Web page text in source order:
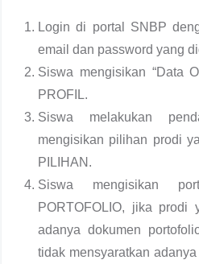
Login di portal SNBP
email dan password yang
Siswa mengisikan “Data
PROFIL.
Siswa melakukan
mengisikan pilihan prodi
PILIHAN.
Siswa mengisikan
PORTOFOLIO, jika prodi
adanya dokumen
tidak mensyaratkan